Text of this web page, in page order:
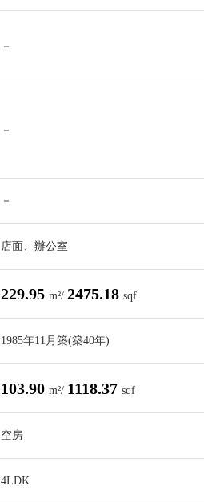
－
－
－
店面、辦公室
229.95 m²/ 2475.18 sqf
1985年11月築(築40年)
103.90 m²/ 1118.37 sqf
空房
4LDK